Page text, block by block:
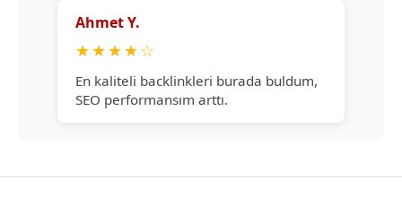
Ahmet Y.
★★★★☆
En kaliteli backlinkleri burada buldum,
SEO performansım arttı.